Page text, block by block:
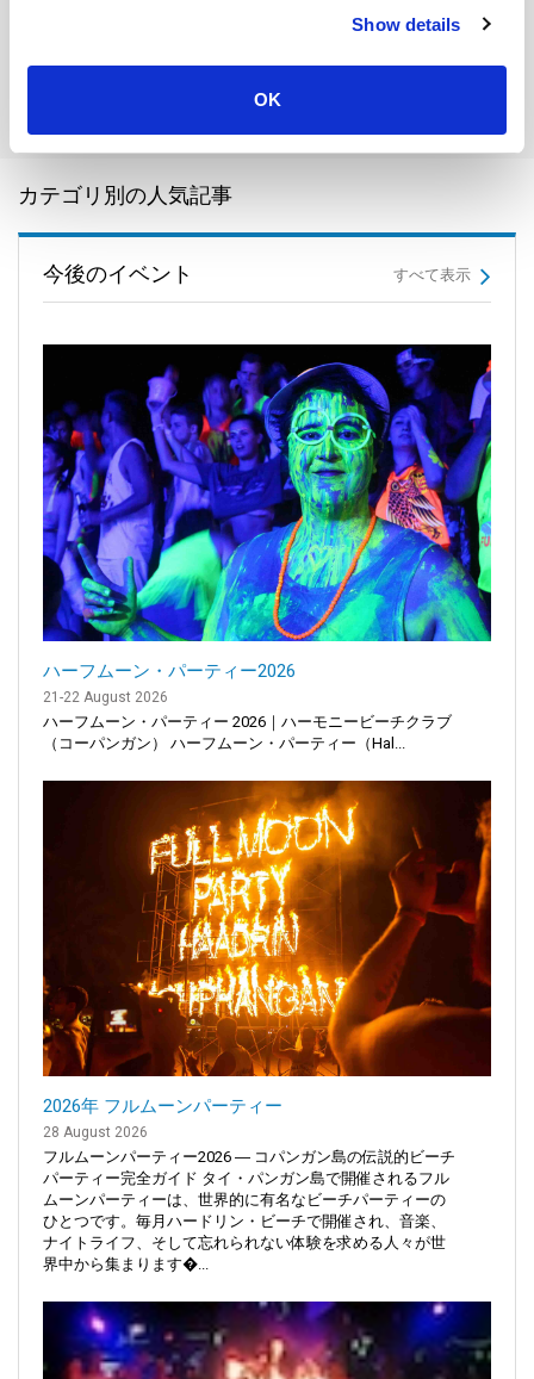
Show details
OK
カテゴリ別の人気記事
今後のイベント すべて表示
ハーフムーン・パーティー2026
21-22 August 2026
ハーフムーン・パーティー 2026｜ハーモニービーチクラブ
（コーパンガン） ハーフムーン・パーティー（Hal...
2026年 フルムーンパーティー
28 August 2026
フルムーンパーティー2026 ― コパンガン島の伝説的ビーチ
パーティー完全ガイド タイ・パンガン島で開催されるフル
ムーンパーティーは、世界的に有名なビーチパーティーの
ひとつです。毎月ハードリン・ビーチで開催され、音楽、
ナイトライフ、そして忘れられない体験を求める人々が世
界中から集まります�...